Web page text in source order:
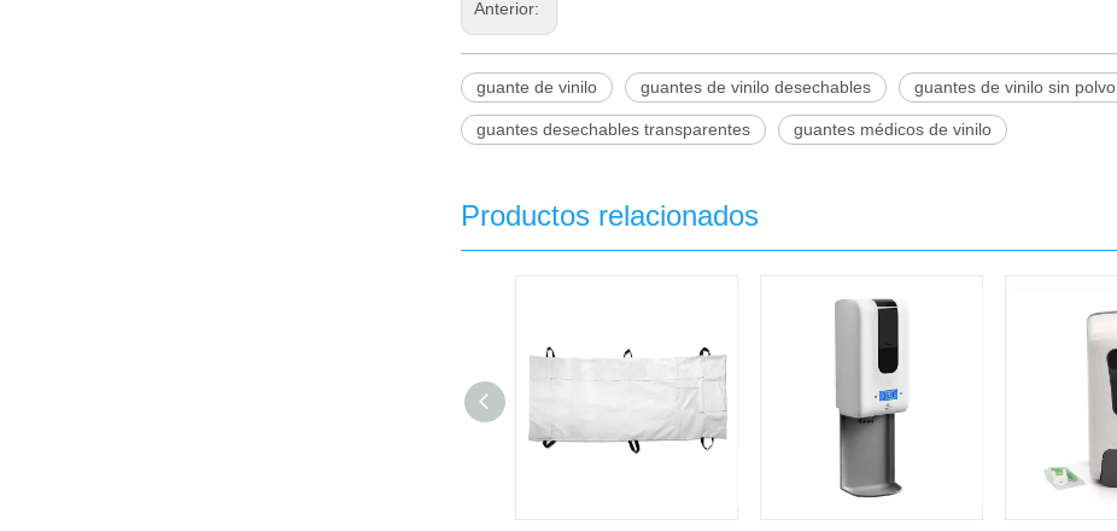
Anterior:
guante de vinilo guantes de vinilo desechables guantes de vinilo sin polvo
guantes desechables transparentes guantes médicos de vinilo
Productos relacionados